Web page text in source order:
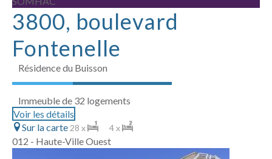
3800, boulevard
Fontenelle
Résidence du Buisson
Immeuble de 32 logements
Voir les détails
Sur la carte 28 x 4 x
012 - Haute-Ville Ouest